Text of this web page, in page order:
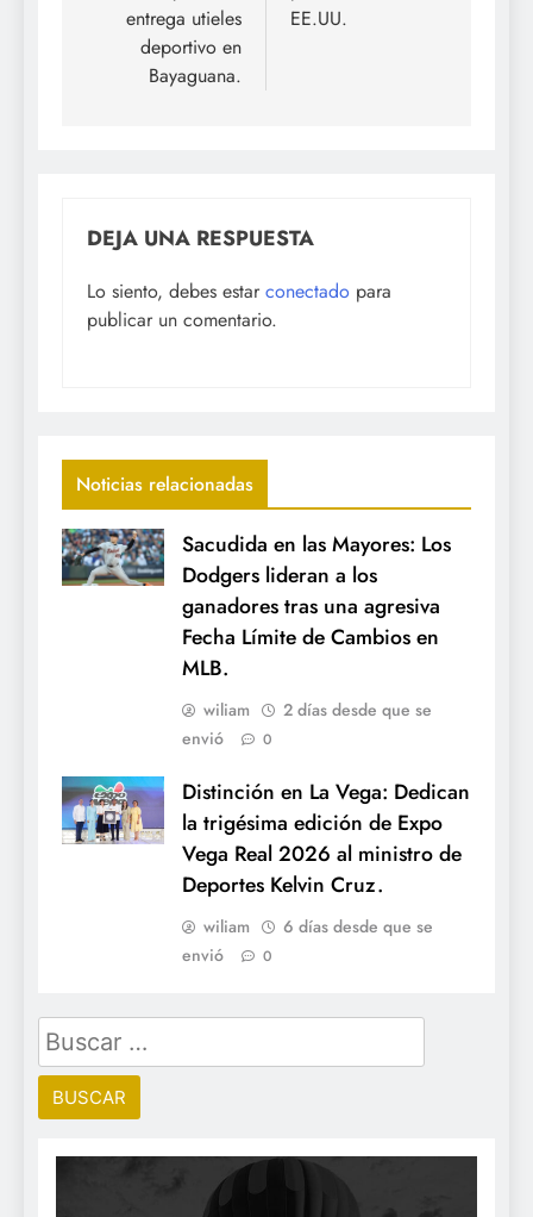
entradas
entrega utieles
deportivo en
Bayaguana.
EE.UU.
DEJA UNA RESPUESTA
Lo siento, debes estar conectado para
publicar un comentario.
Noticias relacionadas
Sacudida en las Mayores: Los
Dodgers lideran a los
ganadores tras una agresiva
Fecha Límite de Cambios en
MLB.
wiliam
2 días desde que se
envió
0
Distinción en La Vega: Dedican
la trigésima edición de Expo
Vega Real 2026 al ministro de
Deportes Kelvin Cruz.
wiliam
6 días desde que se
envió
0
Buscar: